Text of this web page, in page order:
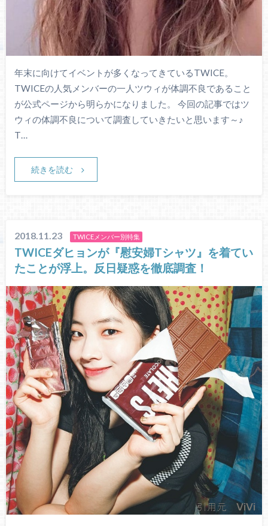
年末に向けてイベントが多くなってきているTWICE。
TWICEの人気メンバーの一人ツウィが体調不良であること
が公式ページから明らかになりました。 今回の記事ではツ
ウィの体調不良について調査していきたいと思います～♪
T…
続きを読む
2018.11.23 TWICEメンバー別特集
TWICEダヒョンが『慰安婦Tシャツ』を着てい
たことが浮上。反日疑惑を徹底調査！